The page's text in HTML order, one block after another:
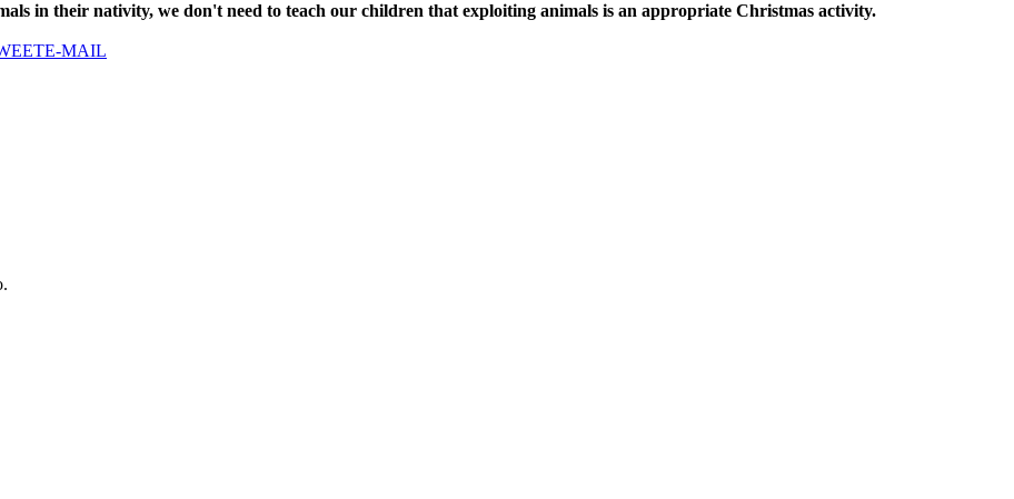
in their nativity, we don't need to teach our children that exploiting animals is an appropriate Christmas activity.
E-MAIL